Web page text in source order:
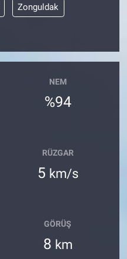
Zonguldak
NEM
%94
RÜZGAR
5 km/s
GÖRÜŞ
8 km